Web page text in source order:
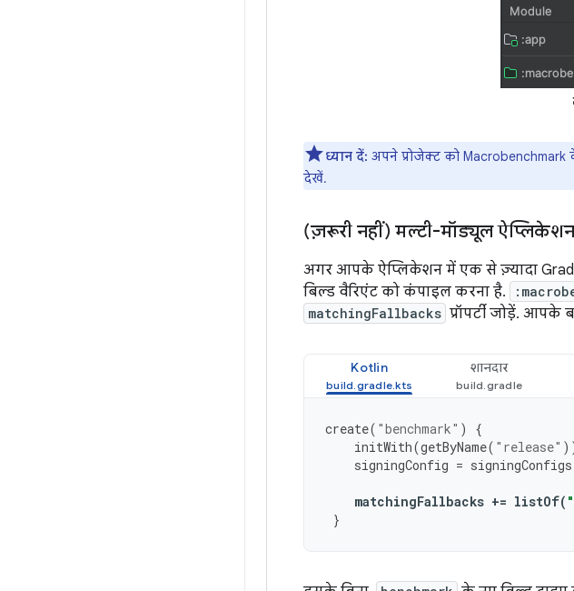
ध्यान दें: अपने प्रोजेक्ट को
देखें.
(ज़रूरी नहीं) मल्टी-मॉड्यूल
अगर आपके ऐप्लिकेशन में एक से ज़्यादा
बिल्ड वैरिएंट को कंपाइल करना है.
matchingFallbacks प्रॉपर्टी जोड़ें.
Kotlin शानदार
create( "benchmark" )
{
initWith(getByName( "release"
signingConfig = signingConfigs
matchingFallbacks += listOf(
}